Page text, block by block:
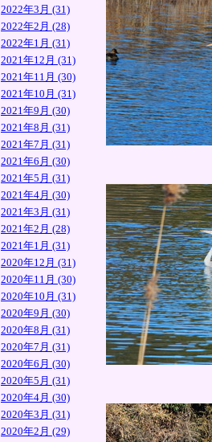
2022年3月 (31)
2022年2月 (28)
2022年1月 (31)
2021年12月 (31)
2021年11月 (30)
2021年10月 (31)
2021年9月 (30)
2021年8月 (31)
2021年7月 (31)
2021年6月 (30)
2021年5月 (31)
2021年4月 (30)
2021年3月 (31)
2021年2月 (28)
2021年1月 (31)
2020年12月 (31)
2020年11月 (30)
2020年10月 (31)
2020年9月 (30)
2020年8月 (31)
2020年7月 (31)
2020年6月 (30)
2020年5月 (31)
2020年4月 (30)
2020年3月 (31)
2020年2月 (29)